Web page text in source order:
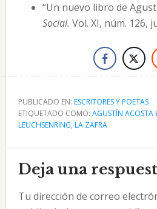
“Un nuevo libro de
Social. Vol. XI, núm. 126,
PUBLICADO EN: ESCRITORES Y POETAS
ETIQUETADO COMO: AGUSTÍN ACOSTA
LEUCHSENRING, LA ZAFRA
Interacciones
con
los
Deja una
Tu dirección de correo